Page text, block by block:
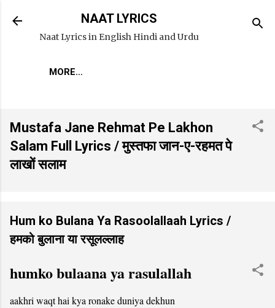
Skip to main content
NAAT LYRICS
Naat Lyrics in English Hindi and Urdu
MORE…
Mustafa Jane Rehmat Pe Lakhon
Salam Full Lyrics / मुस्तफा जान-ए-रहमत पे
लाखों सलाम
Hum ko Bulana Ya Rasoolallaah Lyrics /
हमको बुलाना या रसूलल्लाह
humko bulaana ya rasulallah
aakhri waqt hai kya ronake duniya dekhun